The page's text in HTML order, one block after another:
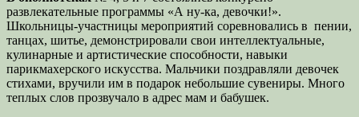
развлекательные программы «А ну-ка, девочки!».
Школьницы-участницы мероприятий соревновались в пении,
танцах, шитье, демонстрировали свои интеллектуальные,
кулинарные и артистические способности, навыки
парикмахерского искусства. Мальчики поздравляли девочек
стихами, вручили им в подарок небольшие сувениры. Много
теплых слов прозвучало в адрес мам и бабушек.